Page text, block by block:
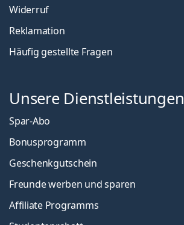
Widerruf
Reklamation
Häufig gestellte Fragen
Unsere Dienstleistungen
Spar-Abo
Bonusprogramm
Geschenkgutschein
Freunde werben und sparen
Affiliate Programms